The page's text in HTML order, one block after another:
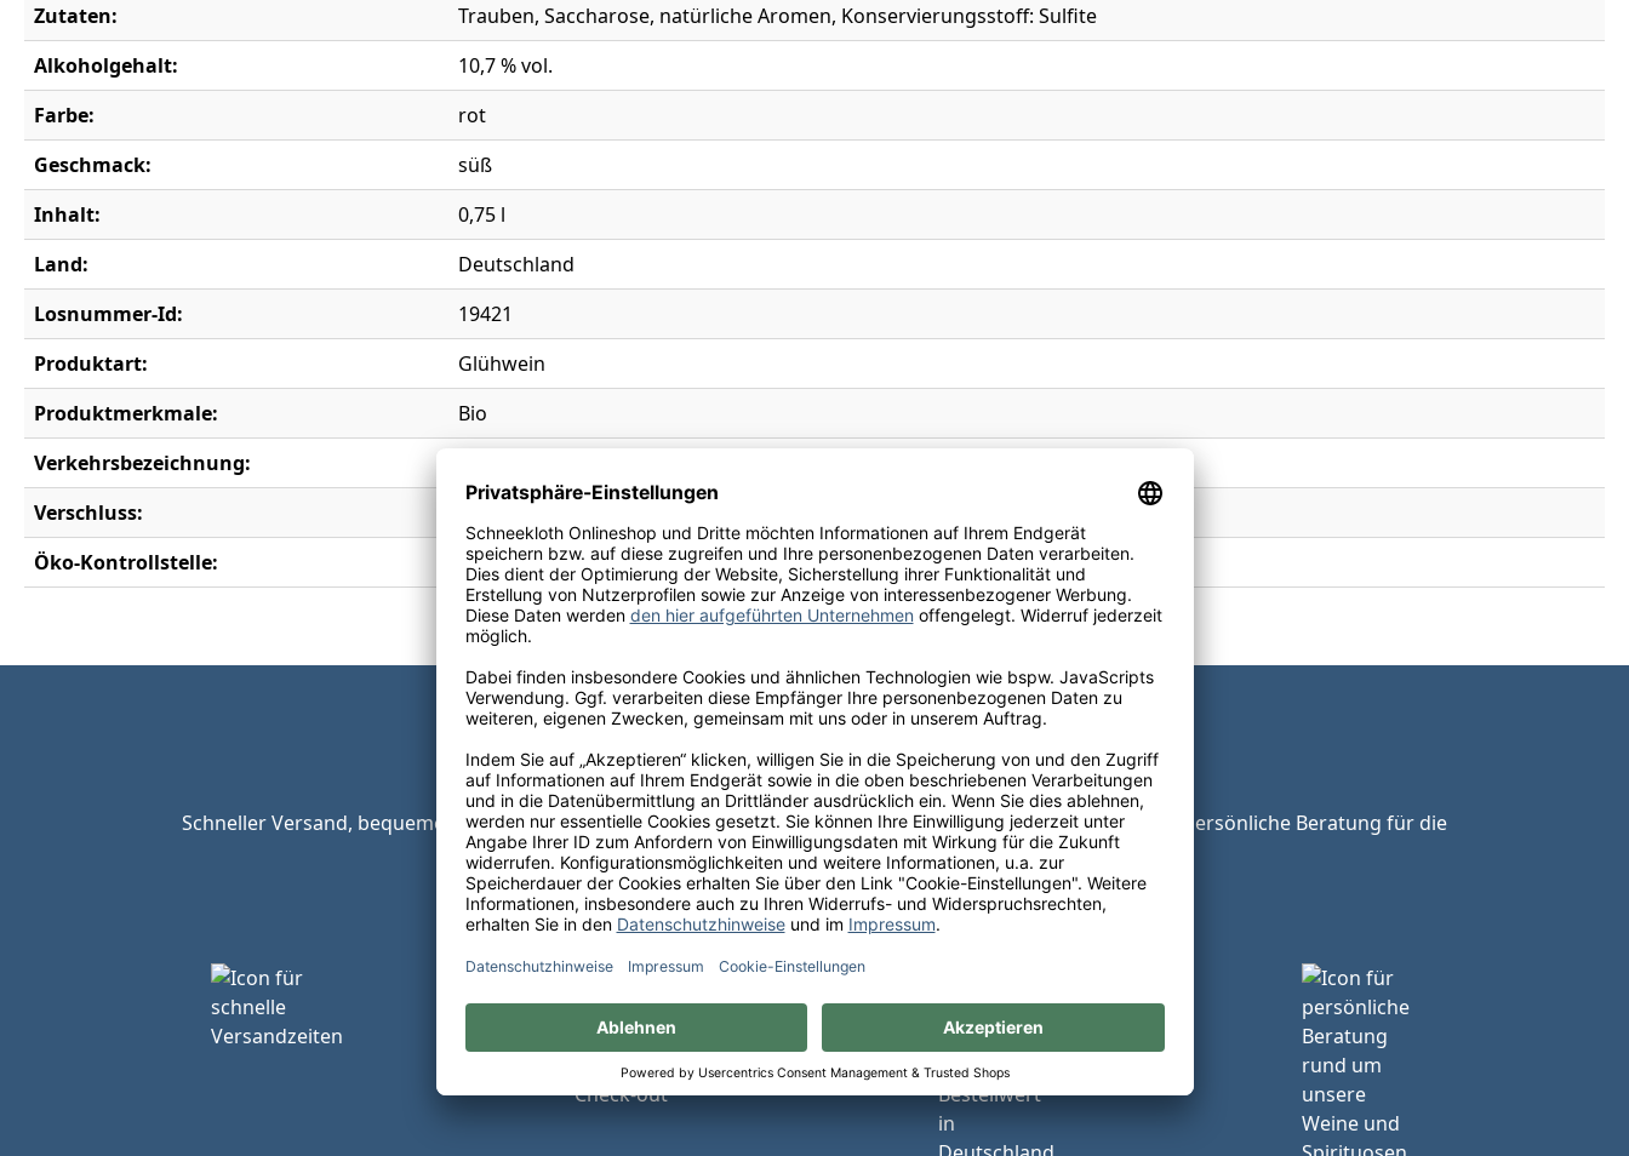
Zutaten:
Trauben, Saccharose, natürliche Aromen, Konservierungsstoff: Sulfite
Alkoholgehalt:
10,7 % vol.
Farbe:
rot
Geschmack:
süß
Inhalt:
0,75 l
Land:
Deutschland
Losnummer-Id:
19421
Produktart:
Glühwein
Produktmerkmale:
Bio
Verkehrsbezeichnung:
Verschluss:
Drehverschluss
Öko-Kontrollstelle:
DE-ÖKO-006
Ihre Schneekloth-Vorteile
Schneller Versand, bequeme Zahlungsoptionen, kostenfreie Lieferung innerhalb Deutschlands sowie unsere persönliche Beratung für die
perfekte Weinauswahl.